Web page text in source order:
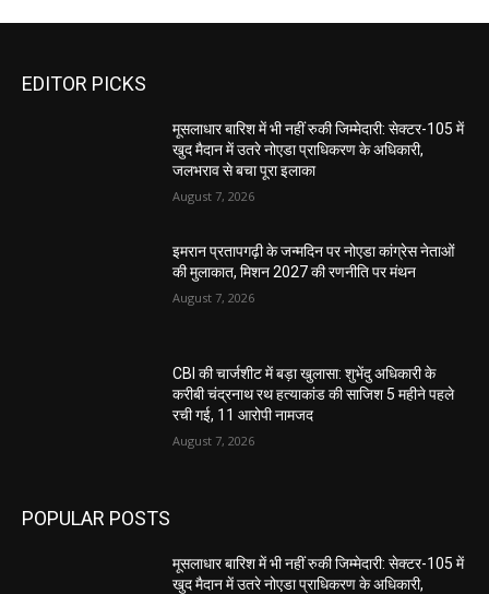
EDITOR PICKS
मूसलाधार बारिश में भी नहीं रुकी जिम्मेदारी: सेक्टर-105 में
खुद मैदान में उतरे नोएडा प्राधिकरण के अधिकारी,
जलभराव से बचा पूरा इलाका
August 7, 2026
इमरान प्रतापगढ़ी के जन्मदिन पर नोएडा कांग्रेस नेताओं
की मुलाकात, मिशन 2027 की रणनीति पर मंथन
August 7, 2026
CBI की चार्जशीट में बड़ा खुलासा: शुभेंदु अधिकारी के
करीबी चंद्रनाथ रथ हत्याकांड की साजिश 5 महीने पहले
रची गई, 11 आरोपी नामजद
August 7, 2026
POPULAR POSTS
मूसलाधार बारिश में भी नहीं रुकी जिम्मेदारी: सेक्टर-105 में
खुद मैदान में उतरे नोएडा प्राधिकरण के अधिकारी,